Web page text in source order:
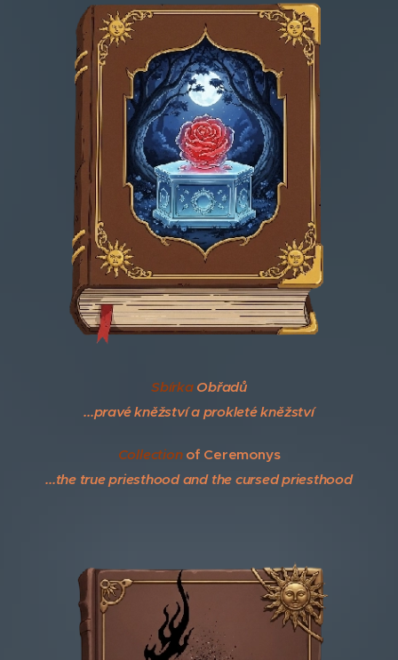
Sbírka Obřadů
...pravé kněžství a prokleté kněžství
Collectionof Ceremonys
...the true priesthood and the cursed priesthood